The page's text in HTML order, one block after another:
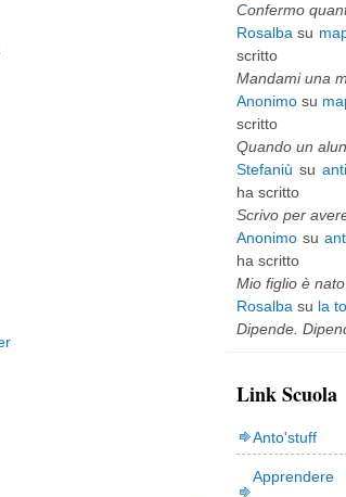
Confermo
Rosalba su
scritto
Mandami una
Anonimosu
scritto
Quando un
Stefaniù su
ha scritto
Scrivo per avere
Anonimosu
ha scritto
Mio figlio è nato
Rosalba su la
Dipende.
Link Scuola
Anto'stuff